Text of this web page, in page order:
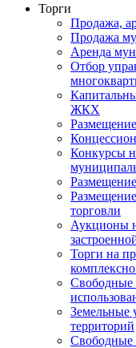
Торги
Продажа,
Продажа
Аренда
Отбор
ЖКХ
Конкурсы
торговли
Аукционы
Торги на
Свободные
Земельные
территорий
Свободные